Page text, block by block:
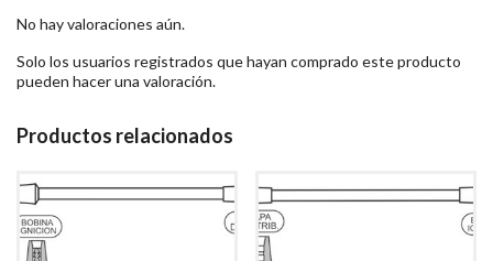
No hay valoraciones aún.
Solo los usuarios registrados que hayan comprado este producto
pueden hacer una valoración.
Productos relacionados